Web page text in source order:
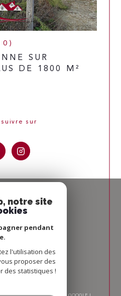
SUR
DE 1800 M²
suivre sur
Nous
notre site
pendant
l'utilisation des
proposer des
des statistiques !